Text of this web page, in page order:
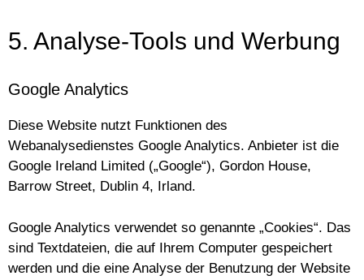
5. Analyse-Tools und Werbung
Google Analytics
Diese Website nutzt Funktionen des
Webanalysedienstes Google Analytics. Anbieter ist die
Google Ireland Limited („Google“), Gordon House,
Barrow Street, Dublin 4, Irland.
Google Analytics verwendet so genannte „Cookies“. Das
sind Textdateien, die auf Ihrem Computer gespeichert
werden und die eine Analyse der Benutzung der Website